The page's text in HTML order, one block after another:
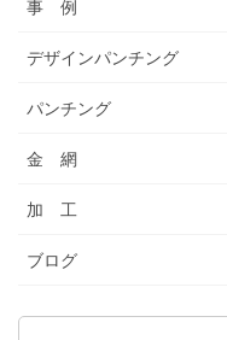
事 例
デザインパンチング
パンチング
金 網
加 工
ブログ